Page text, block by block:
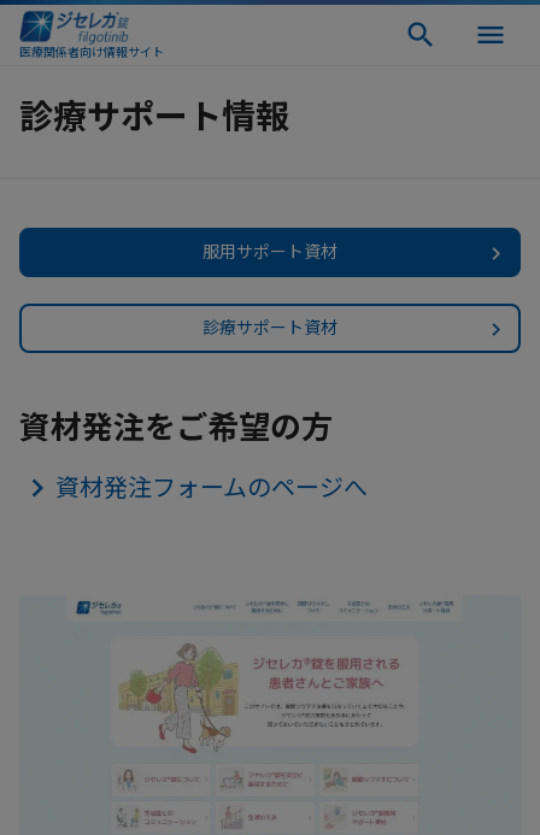
医療関係者向け情報サイト
診療サポート情報
服用サポート資材
診療サポート資材
資材発注をご希望の方
資材発注フォームのページへ